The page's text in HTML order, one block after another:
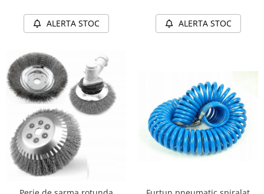
ALERTA STOC ALERTA STOC